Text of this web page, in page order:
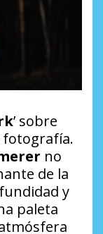
’ sobre
fotografía.
no
de la
y
paleta